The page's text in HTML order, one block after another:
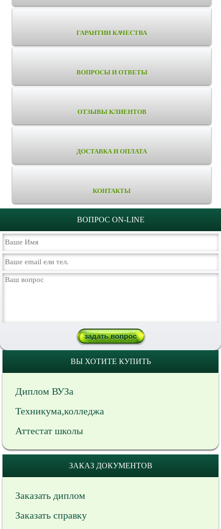
ГАРАНТИИ КАЧЕСТВА
ВОПРОСЫ И ОТВЕТЫ
ОТЗЫВЫ КЛИЕНТОВ
ДОСТАВКА И ОПЛАТА
КОНТАКТЫ
ВОПРОС ON-LINE
ВЫ ХОТИТЕ КУПИТЬ
Диплом ВУЗа
Техникума,колледжа
Аттестат школы
ЗАКАЗ ДОКУМЕНТОВ
Заказать диплом
Заказать справку